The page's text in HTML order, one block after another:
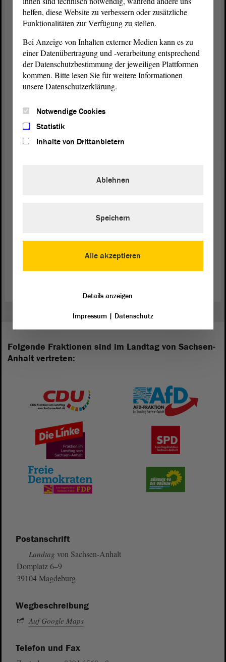
Demokratie“. Anlass ist der Jahrestag der Zerstörung
Magdeburgs während des Zweiten Weltkriegs (16.
Januar 1945), und der unablässige Versuch, dieses
Datum revisionistisch aufzuladen.
Doch mittlerweile zieht sich ein breites Band an
gesellschaftlichem Engagement durch die
Landeshauptstadt, welches nicht nur das Vergessen
und die Umdeutung anprangert, sondern auch die
Toleranz undDemokratie
modernen Gesellschaft zu verfestigen.
Rund um den 16. Januar finden daher jedes Jahr
Kriegsverbrechen, die von deutschem Boden
Folgende Fraktionen sind im Landtag von Sachsen-
Anhalt vertreten:
Postanschrift
Landtag von Sachsen-Anhalt
Domplatz 6–9
39104 Magdeburg
Wegbeschreibung
Auf Google Maps
Telefon und Fax
helfen, diese Website zu verbessern oder zusätzliche
Funktionalitäten zur Verfügung zu stellen.
Bei Anzeige von Inhalten externer Medien kann es zu
einer Datenübertragung und -verarbeitung entsprechend
der Datenschutzbestimmung der jeweiligen Plattformen
kommen. Bitte lesen Sie für weitere Informationen
unsere Datenschutzerklärung.
Notwendige Cookies
Statistik
Inhalte von Drittanbietern
Alle akzeptieren
Ablehnen
Speichern
Details anzeigen
Impressum| Datenschutz